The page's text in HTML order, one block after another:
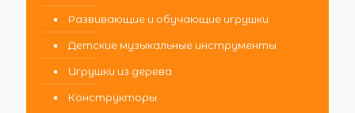
Развивающие и обучающие игрушки
Детские музыкальные инструменты
Игрушки из дерева
Конструкторы